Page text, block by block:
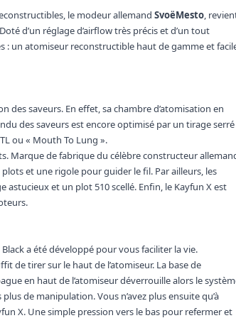
le modeur allemand SvoëMesto,
d’un réglage d’airflow très précis et d’un tout
: un atomiseur reconstructible haut de gamme et
saveurs. En effet, sa chambre d’atomisation en
des saveurs est encore optimisé par un tirage serré
ou « Mouth To Lung ».
Marque de fabrique du célèbre constructeur
et une rigole pour guider le fil. Par ailleurs, les
et un plot 510 scellé. Enfin, le Kayfun X est
a été développé pour vous faciliter la vie.
de tirer sur le haut de l’atomiseur. La base de
en haut de l’atomiseur déverrouille alors le
de manipulation. Vous n’avez plus ensuite qu’à
X. Une simple pression vers le bas pour refermer et